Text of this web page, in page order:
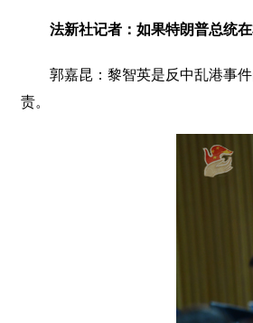
法新社记者：如果特朗普总统
郭嘉昆：黎智英是反中乱港事
责。